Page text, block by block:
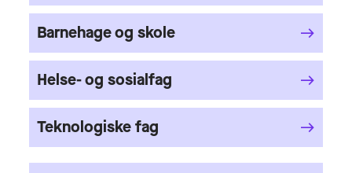
Barnehage og skole
Helse- og sosialfag
Teknologiske fag